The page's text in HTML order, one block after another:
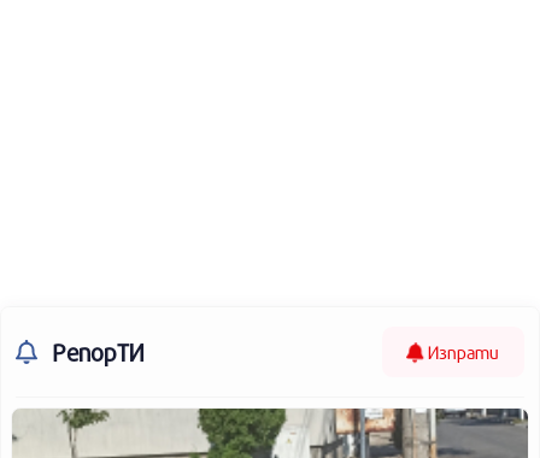
РепорТИ Изпрати